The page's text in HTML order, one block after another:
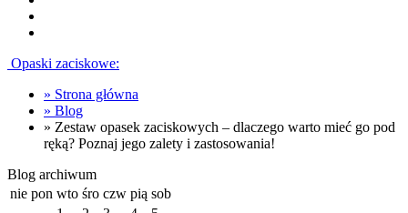
Opaski zaciskowe:
» Strona główna
» Blog
» Zestaw opasek zaciskowych – dlaczego warto mieć go pod
ręką? Poznaj jego zalety i zastosowania!
Blog archiwum
nie pon wto śro czw pią sob